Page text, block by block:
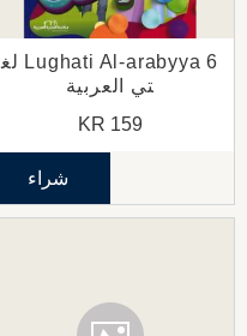
Lughati Al-arabyya 6 لغ
تي العربية
159
شراء